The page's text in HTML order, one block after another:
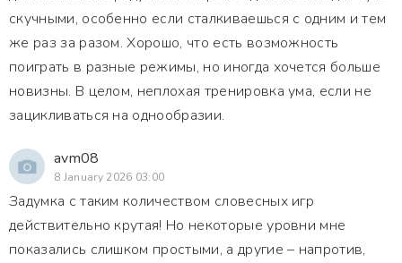
скучными, особенно если сталкиваешься с одним и тем
же раз за разом. Хорошо, что есть возможность
поиграть в разные режимы, но иногда хочется больше
новизны. В целом, неплохая тренировка ума, если не
зацикливаться на однообразии.
avm08
8 January 2026 03:00
Задумка с таким количеством словесных игр
действительно крутая! Но некоторые уровни мне
показались слишком простыми, а другие – напротив,